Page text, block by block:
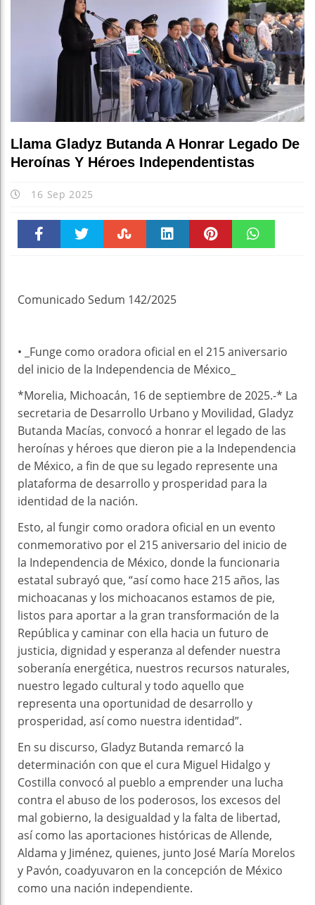
Llama Gladyz Butanda A Honrar Legado De
Heroínas Y Héroes Independentistas
16 Sep 2025
Comunicado Sedum 142/2025
• _Funge como oradora oficial en el 215 aniversario
del inicio de la Independencia de México_
*Morelia, Michoacán, 16 de septiembre de 2025.-* La
secretaria de Desarrollo Urbano y Movilidad, Gladyz
Butanda Macías, convocó a honrar el legado de las
heroínas y héroes que dieron pie a la Independencia
de México, a fin de que su legado represente una
plataforma de desarrollo y prosperidad para la
identidad de la nación.
Esto, al fungir como oradora oficial en un evento
conmemorativo por el 215 aniversario del inicio de
la Independencia de México, donde la funcionaria
estatal subrayó que, “así como hace 215 años, las
michoacanas y los michoacanos estamos de pie,
listos para aportar a la gran transformación de la
República y caminar con ella hacia un futuro de
justicia, dignidad y esperanza al defender nuestra
soberanía energética, nuestros recursos naturales,
nuestro legado cultural y todo aquello que
representa una oportunidad de desarrollo y
prosperidad, así como nuestra identidad”.
En su discurso, Gladyz Butanda remarcó la
determinación con que el cura Miguel Hidalgo y
Costilla convocó al pueblo a emprender una lucha
contra el abuso de los poderosos, los excesos del
mal gobierno, la desigualdad y la falta de libertad,
así como las aportaciones históricas de Allende,
Aldama y Jiménez, quienes, junto José María Morelos
y Pavón, coadyuvaron en la concepción de México
como una nación independiente.